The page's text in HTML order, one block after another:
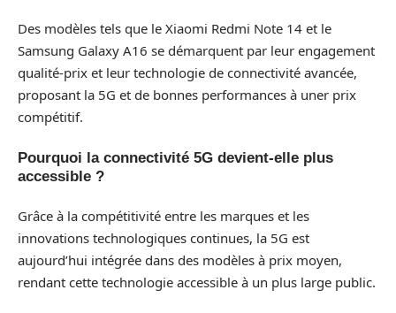
Des modèles tels que le Xiaomi Redmi Note 14 et le
Samsung Galaxy A16 se démarquent par leur engagement
qualité-prix et leur technologie de connectivité avancée,
proposant la 5G et de bonnes performances à uner prix
compétitif.
Pourquoi la connectivité 5G devient-elle plus
accessible ?
Grâce à la compétitivité entre les marques et les
innovations technologiques continues, la 5G est
aujourd’hui intégrée dans des modèles à prix moyen,
rendant cette technologie accessible à un plus large public.